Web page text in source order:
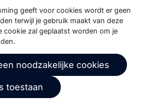
v4/profile
subprofile
Aanmaken van
een subprofiel
v4/subpr
Opvragen van
subprofiel
informatie
geeft voor cookies wordt er geen
terwijl je gebruik maakt van deze
cookie zal geplaatst worden om je
noodzakelijke cookies
toestaan